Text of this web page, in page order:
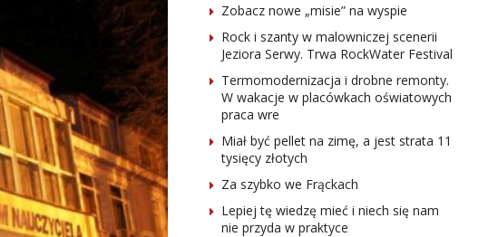
Zobacz nowe „misie” na wyspie
Rock i szanty w malowniczej scenerii
Jeziora Serwy. Trwa RockWater Festival
Termomodernizacja i drobne remonty.
W wakacje w placówkach oświatowych
praca wre
Miał być pellet na zimę, a jest strata 11
tysięcy złotych
Za szybko we Frąckach
Lepiej tę wiedzę mieć i niech się nam
nie przyda w praktyce